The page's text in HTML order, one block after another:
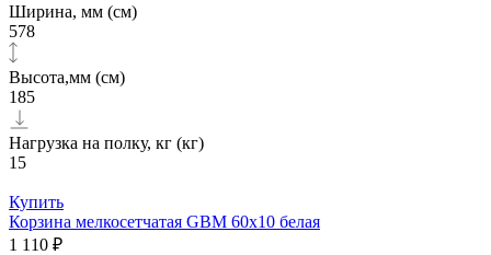
Ширина, мм (см)
578
Высота,мм (см)
185
Нагрузка на полку, кг (кг)
15
Купить
Корзина мелкосетчатая GBM 60х10 белая
1 110 ₽